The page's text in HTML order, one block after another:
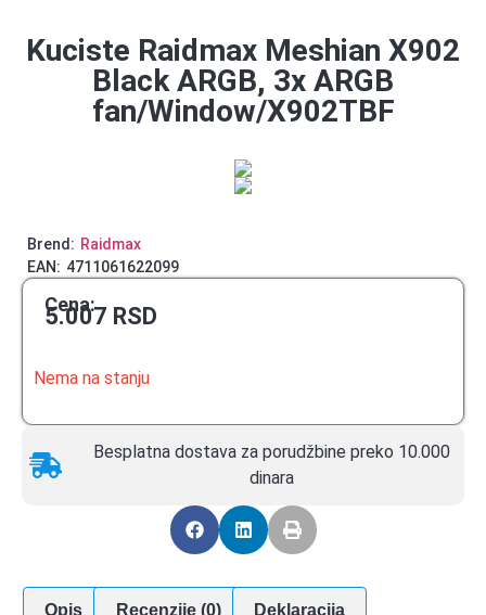
Kuciste Raidmax Meshian X902
Black ARGB, 3x ARGB
fan/Window/X902TBF
Brend: Raidmax
EAN: 4711061622099
Cena:
5.007 RSD
Nema na stanju
Besplatna dostava za porudžbine preko 10.000
dinara
Opis Recenzije (0) Deklaracija